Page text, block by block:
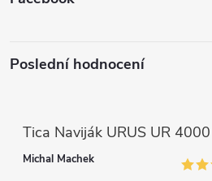
p
s
u
Poslední hodnocení
Tica Naviják URUS UR 4000
Michal Machek